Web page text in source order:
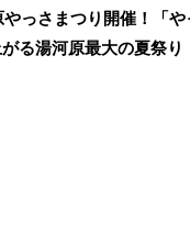
やっさまつり開催！「
る湯河原最大の夏祭り